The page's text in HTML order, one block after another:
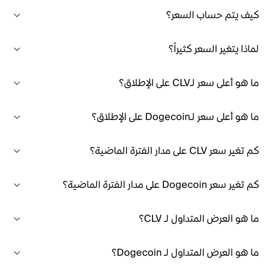
كيف يتم حساب السعر؟
لماذا يتغير السعر كثيراً؟
ما هو أعلى سعر لـCLV على الإطلاق؟
ما هو أعلى سعر لـDogecoin على الإطلاق؟
كم تغير سعر CLV على مدار الفترة الماضية؟
كم تغير سعر Dogecoin على مدار الفترة الماضية؟
ما هو العرض المتداول لـ CLV؟
ما هو العرض المتداول لـ Dogecoin؟